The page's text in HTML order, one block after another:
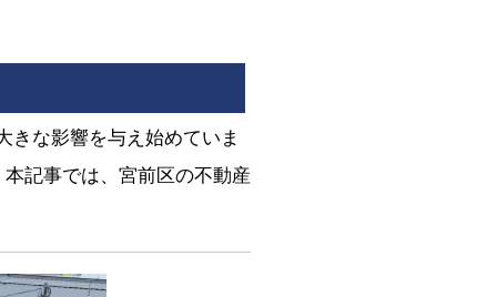
な影響を与え始めていま
記事では、宮前区の不動産